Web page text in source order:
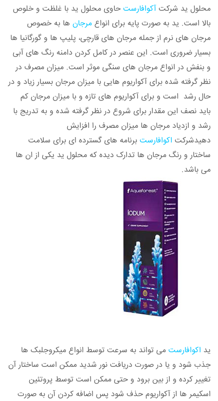
محلول ید شرکت آکوافارست حاوی محلول ید با غلظت و خلوص
بالا است. ید به صورت پایه برای انواع مرجان ها به خصوص
مرجان های نرم از جمله مرجان های قارچی، پلیپ ها و گورگانیا ها
بسیار ضروری است. این عنصر در کامل کردن دامنه رنگ های آبی
و بنفش در انواع مرجان های سنگی موثر است. میزان مصرف در
نظر گرفته شده برای آکواریوم هایی با میزان مرجان بسیار زیاد و در
حال رشد است و برای آکواریوم های تازه و با میزان مرجان کم
باید نصف این مقدار برای شروع در نظر گرفته شده و به تدریج با
رشد و ازدیاد مرجان ها میزان مصرف را افزایش
دهیدشرکت اکوافارست برنامه های گسترده ای برای سلامت
ساختار و رنگ مرجان ها تدارک دیده که محلول ید یکی از ان ها
می باشد.
ید اکوافارست می تواند به سرعت توسط انواع میکروجلبک ها
جذب شود و یا در صورت دریافت نور شدید ممکن است ساختار آن
تغییر کرده و از بین برود و حتی ممکن است توسط پروتئین
اسکیمر ها از آکواریوم حذف شود پس اضافه کردن آن به صورت